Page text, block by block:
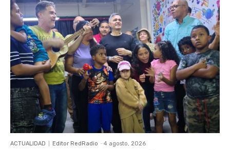
ACTUALIDAD Editor RedRadio - 4 agosto, 2026